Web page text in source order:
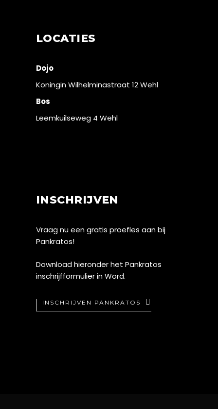
LOCATIES
Dojo
Koningin Wilhelminastraat 12 Wehl
Bos
Leemkuilseweg 4 Wehl
INSCHRIJVEN
Vraag nu een gratis proefles aan bij
Pankratos!
Download hieronder het Pankratos
inschrijfformulier in Word.
INSCHRIJVEN PANKRATOS